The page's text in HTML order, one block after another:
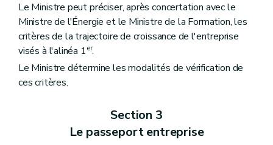
Le Ministre peut préciser, après concertation avec le
Ministre de l'Énergie et le Ministre de la Formation, les
critères de la trajectoire de croissance de l'entreprise
visés à l'alinéa 1er.
Le Ministre détermine les modalités de vérification de
ces critères.
Section 3
Le passeport entreprise